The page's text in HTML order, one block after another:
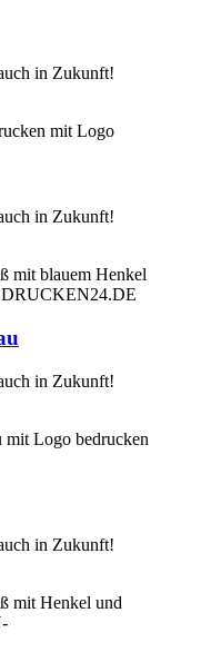
in Zukunft!
in Zukunft!
in Zukunft!
in Zukunft!